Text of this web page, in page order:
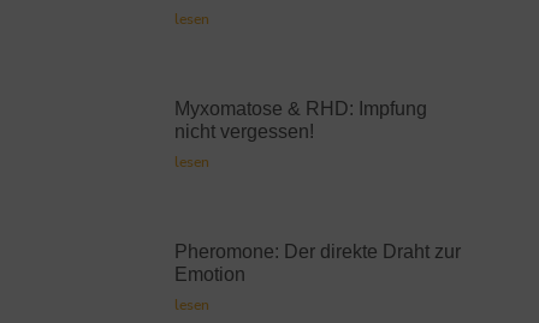
lesen
Myxomatose & RHD: Impfung
nicht vergessen!
lesen
Pheromone: Der direkte Draht zur
Emotion
lesen